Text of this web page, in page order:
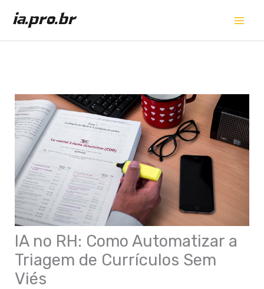
para
o
IA no RH: Como Automatizar a
Triagem de Currículos Sem
Viés